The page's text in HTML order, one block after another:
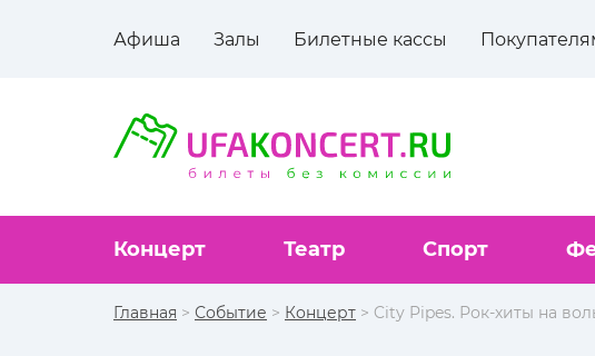
Афиша Залы Билетные кассы
Концерт Театр Спорт
Главная > Событие > Концерт > City Pipes. Рок-хиты на